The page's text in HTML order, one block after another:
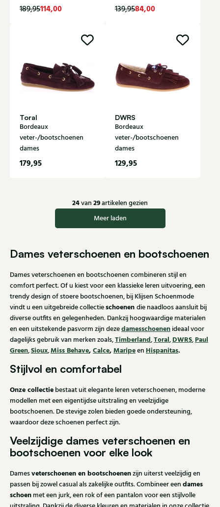
189,95114,00 139,9584,00
Toral
Bordeaux
veter-/bootschoenen
dames
179,95
DWRS
Bordeaux
veter-/bootschoenen
dames
129,95
24van 29artikelen gezien
Meer laden
Dames veterschoenen en bootschoenen
Dames veterschoenen en bootschoenen combineren stijl en
comfort perfect. Of u kiest voor een klassieke leren uitvoering, een
trendy design of stoere bootschoenen, bij Klijsen Schoenmode
vindt u een uitgebreide collectieschoenen die naadloos aansluit bij
diverse outfits en gelegenheden. Dankzij hoogwaardige materialen
en een uitstekende pasvorm zijn dezedamesschoenen ideaal voor
dagelijks gebruik van merken zoals,Timberland,Toral,DWRS,Paul
Green,Sioux,Miss Behave,Calce,Maripeen Hispanitas.
Stijlvol en comfortabel
Onze collectie bestaat uit elegante leren veterschoenen, moderne
modellen met een eigentijdse uitstraling en veelzijdige
bootschoenen. De stevige zolen bieden goede ondersteuning,
waardoor deze schoenen perfect zijn.
Veelzijdige dames veterschoenen en
bootschoenen voor elke look
Damesveterschoenen en bootschoenenzijn uiterst veelzijdig en
passen bij zowel casual als zakelijke outfits. Combineer een dames
schoen met een jurk, een rok of een pantalon voor een stijlvolle